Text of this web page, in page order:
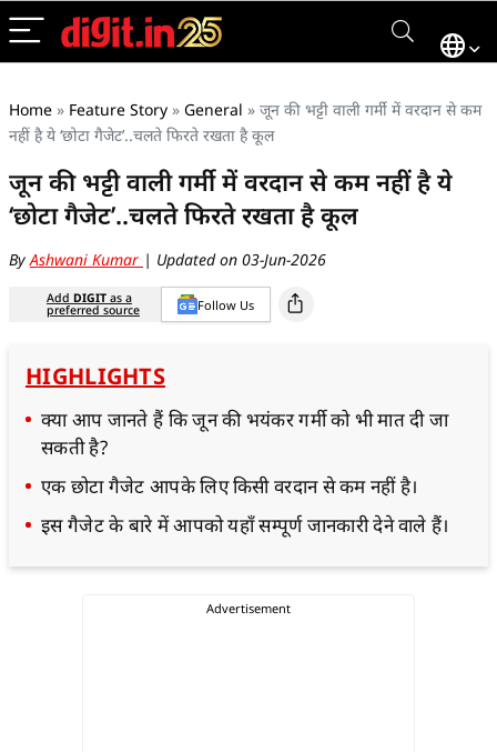
Home » Feature Story » General » जून की भट्टी वाली गर्मी में वरदान से कम
नहीं है ये ‘छोटा गैजेट’..चलते फिरते रखता है कूल
जून की भट्टी वाली गर्मी में वरदान से कम नहीं है ये
‘छोटा गैजेट’..चलते फिरते रखता है कूल
ByAshwani Kumar | Updated on 03-Jun-2026
Add DIGIT as a
preferred source Follow Us
HIGHLIGHTS
क्या आप जानते हैं कि जून की भयंकर गर्मी को भी मात दी जा
सकती है?
एक छोटा गैजेट आपके लिए किसी वरदान से कम नहीं है।
इस गैजेट के बारे में आपको यहाँ सम्पूर्ण जानकारी देने वाले हैं।